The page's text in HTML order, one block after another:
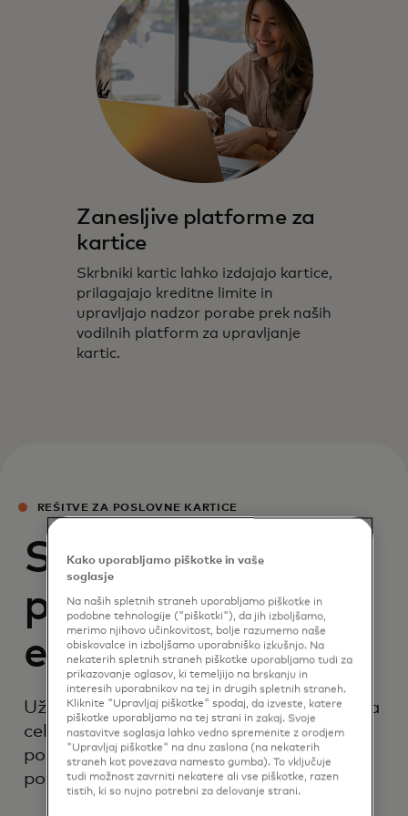
Zanesljive platforme za
kartice
Skrbniki kartic lahko izdajajo kartice,
prilagajajo kreditne limite in
upravljajo nadzor porabe prek naših
vodilnih platform za upravljanje
kartic.
REŠITVE ZA POSLOVNE KARTICE
Stroški poslovnih
potovanj na
enostaven način
Uživajte v dragocenih ugodnostih našega
celovitega in prilagodljivega portfelja
poslovnih kartic za nemotena poslovna
potovanja.
Kako uporabljamo piškotke in vaše
soglasje
Na naših spletnih straneh uporabljamo piškotke in
podobne tehnologije ("piškotki"), da jih izboljšamo,
merimo njihovo učinkovitost, bolje razumemo naše
obiskovalce in izboljšamo uporabniško izkušnjo. Na
nekaterih spletnih straneh piškotke uporabljamo tudi za
prikazovanje oglasov, ki temeljijo na brskanju in
interesih uporabnikov na tej in drugih spletnih straneh.
Kliknite "Upravljaj piškotke" spodaj, da izveste, katere
piškotke uporabljamo na tej strani in zakaj. Svoje
nastavitve soglasja lahko vedno spremenite z orodjem
"Upravljaj piškotke" na dnu zaslona (na nekaterih
straneh kot povezava namesto gumba). To vključuje
tudi možnost zavrniti nekatere ali vse piškotke, razen
tistih, ki so nujno potrebni za delovanje strani.